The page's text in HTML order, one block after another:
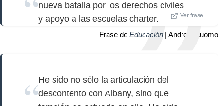
nueva batalla por los derechos civiles
y apoyo a las escuelas charter.
Ver frase
Frase de Educación | Andrew Cuomo
He sido no sólo la articulación del
descontento con Albany, sino que